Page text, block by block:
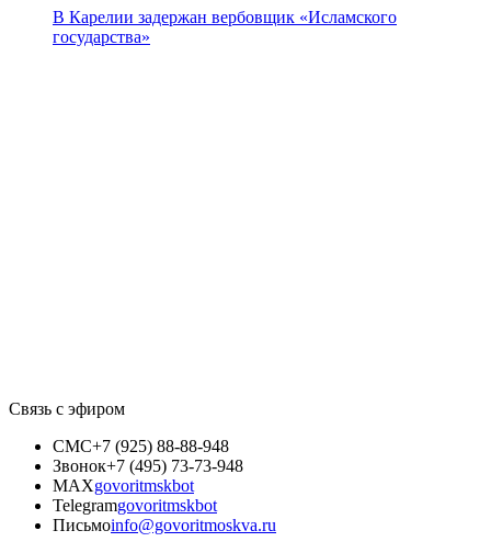
В Карелии задержан вербовщик «Исламского
государства»
Связь с эфиром
СМС+7 (925) 88-88-948
Звонок+7 (495) 73-73-948
MAXgovoritmskbot
Telegramgovoritmskbot
Письмоinfo@govoritmoskva.ru